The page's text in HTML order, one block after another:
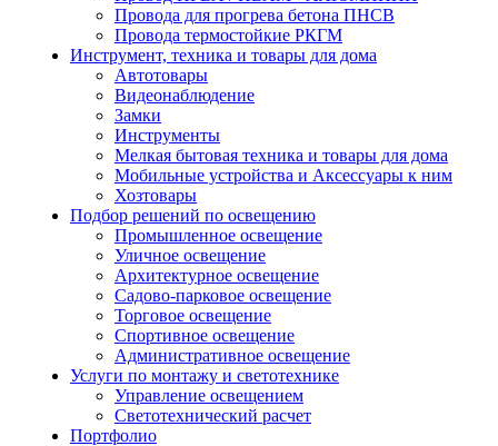
Провода для прогрева бетона ПНСВ
Провода термостойкие РКГМ
Инструмент, техника и товары для дома
Автотовары
Видеонаблюдение
Замки
Инструменты
Мелкая бытовая техника и товары для дома
Мобильные устройства и Аксессуары к ним
Хозтовары
Подбор решений по освещению
Промышленное освещение
Уличное освещение
Архитектурное освещение
Садово-парковое освещение
Торговое освещение
Спортивное освещение
Административное освещение
Услуги по монтажу и светотехнике
Управление освещением
Светотехнический расчет
Портфолио